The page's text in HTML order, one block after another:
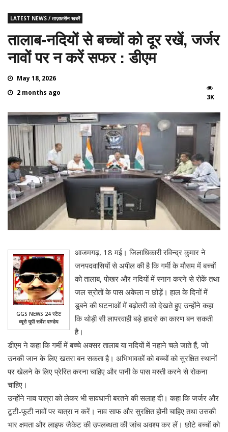
LATEST NEWS / ताज़ातरीन खबरें
तालाब-नदियों से बच्चों को दूर रखें, जर्जर
नावों पर न करें सफर : डीएम
May 18, 2026
2 months ago
3K
GGS NEWS 24 स्टेट
ब्यूरो यूपी सर्वेश पाण्डेय
आजमगढ़, 18 मई। जिलाधिकारी रविन्द्र कुमार ने
जनपदवासियों से अपील की है कि गर्मी के मौसम में बच्चों
को तालाब, पोखर और नदियों में स्नान करने से रोकें तथा
जल स्रोतों के पास अकेला न छोड़ें। हाल के दिनों में
डूबने की घटनाओं में बढ़ोतरी को देखते हुए उन्होंने कहा
कि थोड़ी सी लापरवाही बड़े हादसे का कारण बन सकती
है।
डीएम ने कहा कि गर्मी में बच्चे अक्सर तालाब या नदियों में नहाने चले जाते हैं, जो
उनकी जान के लिए खतरा बन सकता है। अभिभावकों को बच्चों को सुरक्षित स्थानों
पर खेलने के लिए प्रेरित करना चाहिए और पानी के पास मस्ती करने से रोकना
चाहिए।
उन्होंने नाव यात्रा को लेकर भी सावधानी बरतने की सलाह दी। कहा कि जर्जर और
टूटी-फूटी नावों पर यात्रा न करें। नाव साफ और सुरक्षित होनी चाहिए तथा उसकी
भार क्षमता और लाइफ जैकेट की उपलब्धता की जांच अवश्य कर लें। छोटे बच्चों को